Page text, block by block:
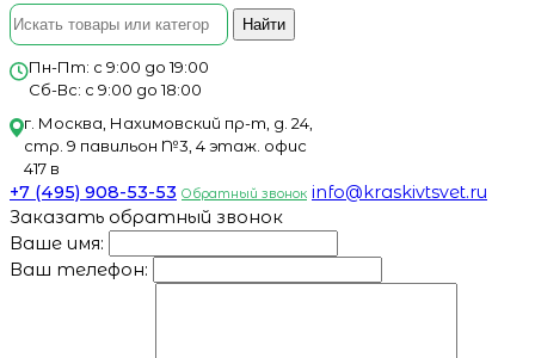
Найти
Пн-Пт: с 9:00 до 19:00
Сб-Вс: с 9:00 до 18:00
г. Москва, Нахимовский пр-т, д. 24,
стр. 9 павильон №3, 4 этаж. офис
417 в
+7 (495) 908-53-53 Обратный звонок info@kraskivtsvet.ru
Заказать обратный звонок
Ваше имя:
Ваш телефон: